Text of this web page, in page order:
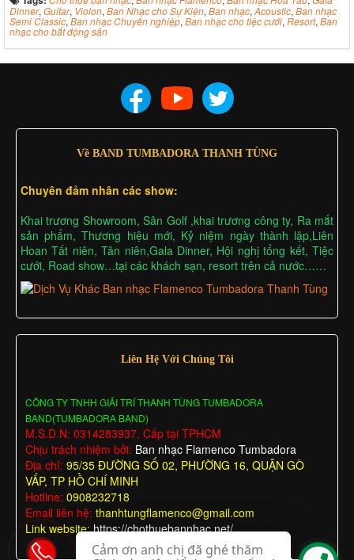
Dinner, Guitar, Violon, Ban Nhạc cho Sự Kiện, Ban nhạc, Acoustic, Ban nhạc
Semi Classic, Ban nhạc Chuyên nghiệp, Ban nhạc cho tiệc cưới, Resort, Ban
nhạc cho bất động sản
Về BAND TUMBADORA THANH TÙNG
Chuyên đảm nhân các show:
Khai trương Showroom, Sân Golf ,khai trương công ty, Ra mắt
sản phẩm, Thương hiệu mới, Kỷ niệm ngày thành lập,Liên
Hoan Tất niên, Tân niên,Gala Dinner, Hội nghị tổng kết, Tiệc
cưới, Road show…tại các khách sạn, resort trên cả nước……
Liên Hệ Với Chúng Tôi
CÔNG TY TNHH GIẢI TRÍ THANH TÙNG TUMBADORA
BAND(TUMBADORA BAND)
M.S.D.N: 0314283937, Cấp tại TPHCM
Chịu trách nhiệm bởi: Ban nhạc Flamenco Tumbadora
Địa chỉ: 95/35 ĐƯỜNG SỐ 02, PHƯỜNG 16, QUẬN GÒ
VẤP, TP HỒ CHÍ MINH
Hotline: 0908232718
Email liên hệ: thanhtungflamenco@gmail.com
Link website:https://chothuebannhac.net/
Cảm ơn anh chị đã ghé thăm